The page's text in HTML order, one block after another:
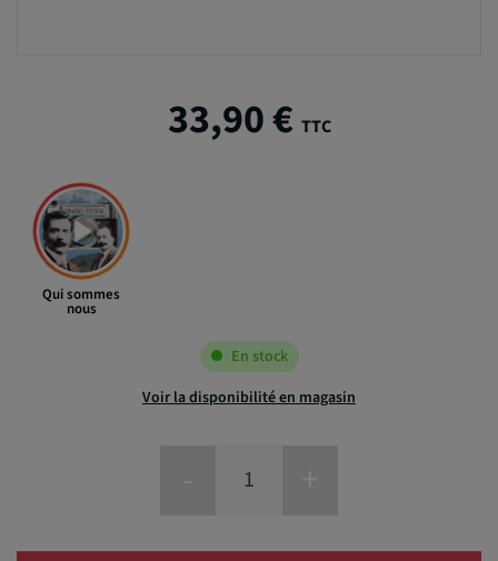
33,90 € TTC
Qui sommes
nous
En stock
Voir la disponibilité en magasin